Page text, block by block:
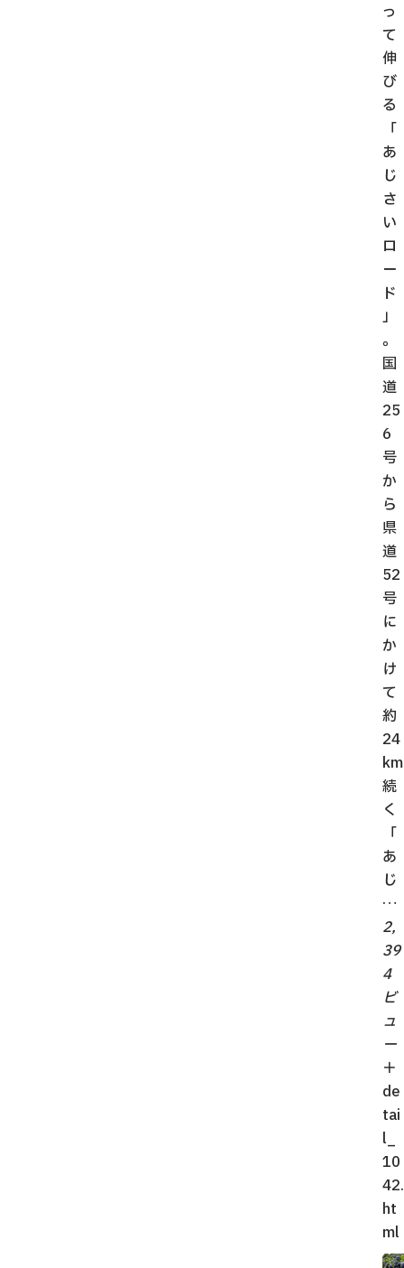
っ
て
伸
び
る
「
あ
じ
さ
い
ロ
ー
ド
」
。
国
道
25
6
号
か
ら
県
道
52
号
に
か
け
て
約
24
km
続
く
「
あ
じ
…
2,
39
4
ビ
ュ
ー
＋
de
tai
l_
10
42.
ht
ml